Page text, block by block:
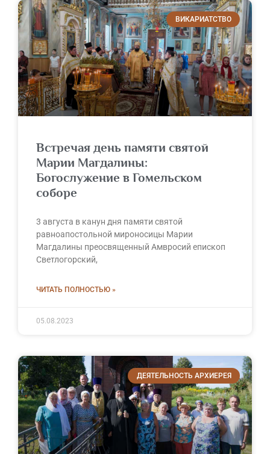
ВИКАРИАТСТВО
Встречая день памяти святой
Марии Магдалины:
Богослужение в Гомельском
соборе
3 августа в канун дня памяти святой
равноапостольной мироносицы Марии
Магдалины преосвященный Амвросий епископ
Светлогорский,
ЧИТАТЬ ПОЛНОСТЬЮ »
05.08.2023
ДЕЯТЕЛЬНОСТЬ АРХИЕРЕЯ